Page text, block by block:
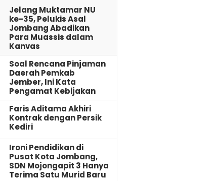
Jelang Muktamar NU
ke-35, Pelukis Asal
Jombang Abadikan
Para Muassis dalam
Kanvas
‎Soal Rencana Pinjaman
Daerah Pemkab
Jember, Ini Kata
Pengamat Kebijakan ‎
Faris Aditama Akhiri
Kontrak dengan Persik
Kediri
Ironi Pendidikan di
Pusat Kota Jombang,
SDN Mojongapit 3 Hanya
Terima Satu Murid Baru